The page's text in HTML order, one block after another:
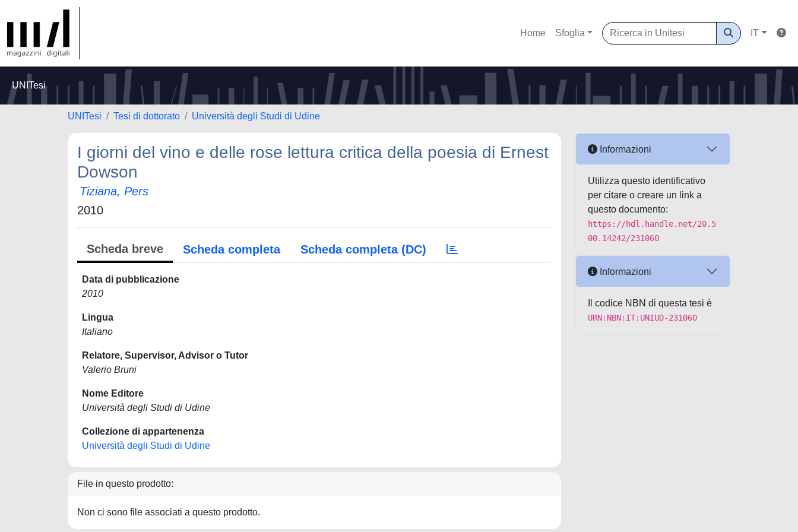
Home Sfoglia IT
UNITesi
UNITesi Tesi di dottorato Università degli Studi di Udine
I giorni del vino e delle rose lettura critica della poesia di Ernest
Dowson
Tiziana, Pers
2010
Scheda breve Scheda completa Scheda completa (DC)
Data di pubblicazione
2010
Lingua
Italiano
Relatore, Supervisor, Advisor o Tutor
Valerio Bruni
Nome Editore
Università degli Studi di Udine
Collezione di appartenenza
Università degli Studi di Udine
File in questo prodotto:
Non ci sono file associati a questo prodotto.
Informazioni
Utilizza questo identificativo
per citare o creare un link a
questo documento:
https://hdl.handle.net/20.5
00.14242/231060
Informazioni
Il codice NBN di questa tesi è
URN:NBN:IT:UNIUD-231060